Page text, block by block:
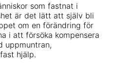
som fastnat i
är det lätt att själv bli
om en förändring för
i att försöka kompensera
uppmuntran,
hjälp.